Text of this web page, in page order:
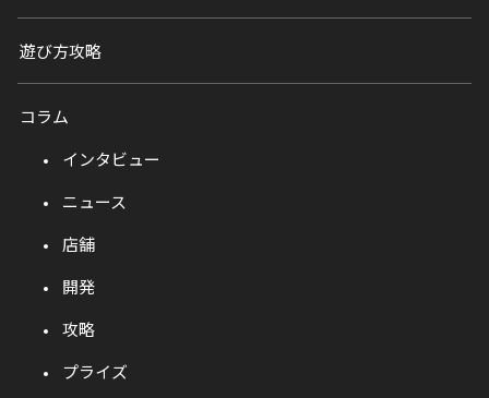
遊び方攻略
コラム
インタビュー
ニュース
店舗
開発
攻略
プライズ